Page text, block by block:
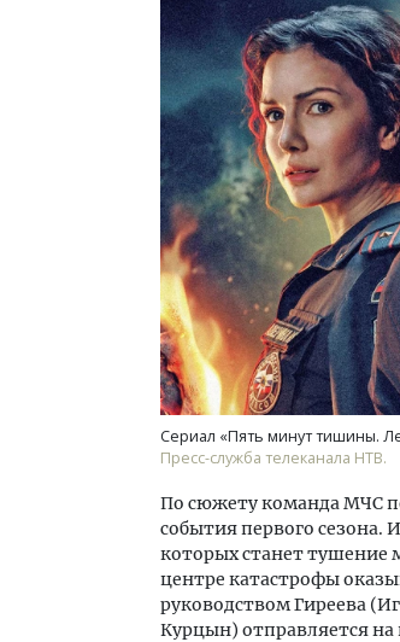
Сериал «Пять минут тишины.
Пресс-служба телеканала НТВ.
По сюжету команда МЧС
события первого
которых станет тушение
центре катастрофы
руководством Гиреева
Курцын) отправляется